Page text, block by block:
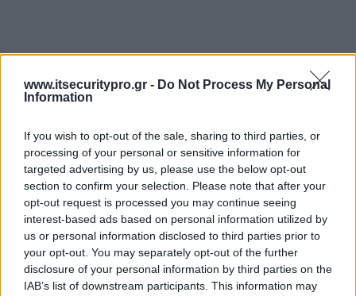
www.itsecuritypro.gr - Do Not Process My Personal
Information
If you wish to opt-out of the sale, sharing to third parties, or
processing of your personal or sensitive information for
targeted advertising by us, please use the below opt-out
section to confirm your selection. Please note that after your
opt-out request is processed you may continue seeing
interest-based ads based on personal information utilized by
us or personal information disclosed to third parties prior to
your opt-out. You may separately opt-out of the further
disclosure of your personal information by third parties on the
IAB’s list of downstream participants. This information may